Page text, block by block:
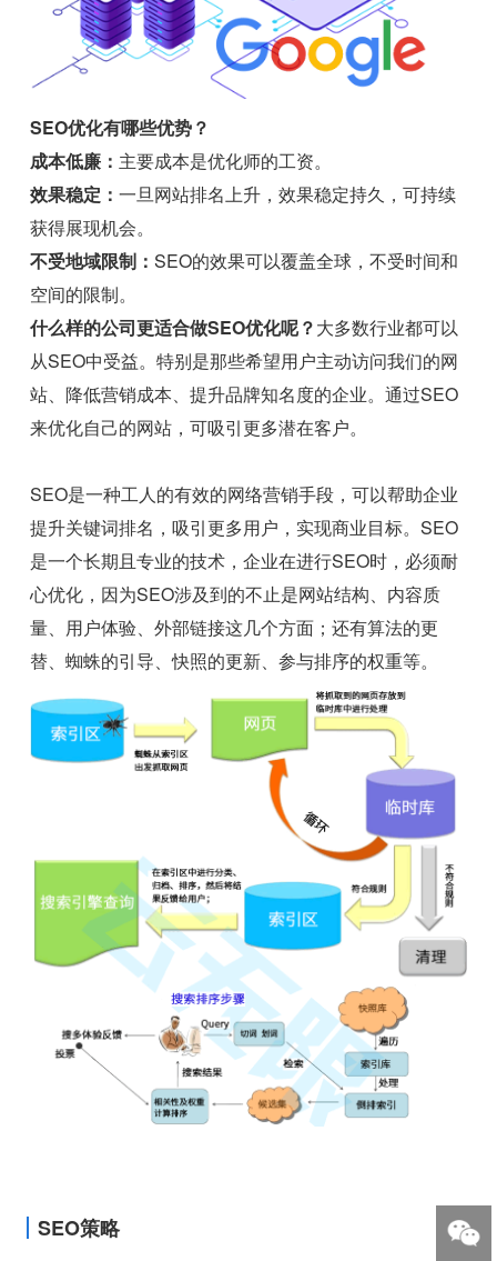
SEO优化有哪些优势？
成本低廉： 主要成本是优化师的工资。
效果稳定：一旦网站排名上升，效果稳定持久，可持续
获得展现机会。
不受地域限制：SEO的效果可以覆盖全球，不受时间和
空间的限制。
什么样的公司更适合做SEO优化呢？大多数行业都可以
从SEO中受益。特别是那些希望用户主动访问我们的网
站、降低营销成本、提升品牌知名度的企业。通过SEO
来优化自己的网站，可吸引更多潜在客户。
SEO是一种工人的有效的网络营销手段，可以帮助企业
提升关键词排名，吸引更多用户，实现商业目标。SEO
是一个长期且专业的技术，企业在进行SEO时，必须耐
心优化，因为SEO涉及到的不止是网站结构、内容质
量、用户体验、外部链接这几个方面；还有算法的更
替、蜘蛛的引导、快照的更新、参与排序的权重等。
SEO策略